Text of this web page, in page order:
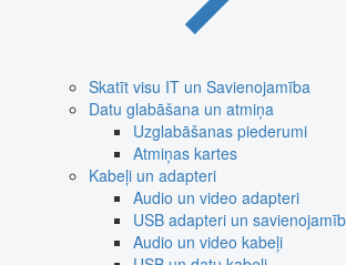
Skatīt visu IT un Savienojamība
Datu glabāšana un atmiņa
Uzglabāšanas piederumi
Atmiņas kartes
Kabeļi un adapteri
Audio un video adapteri
USB adapteri un
Audio un video kabeļi